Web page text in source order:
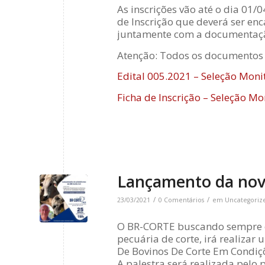
As inscrições vão até o dia 01/
de Inscrição que deverá ser
juntamente com a
Atenção: Todos os
Edital 005.2021 – Seleção
Ficha de Inscrição – Seleção
Lançamento da
23/03/2021 / 0 Comentários / em
O BR-CORTE buscando
pecuária de corte, irá realizar
De Bovinos De Corte Em